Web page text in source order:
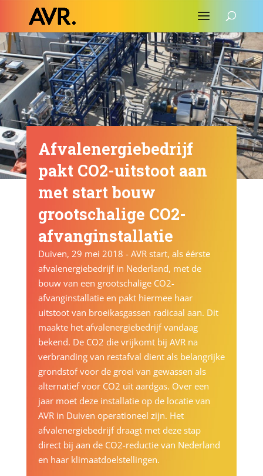
Afvalenergiebedrijf
pakt CO2-uitstoot aan
met start bouw
grootschalige CO2-
afvanginstallatie
Duiven, 29 mei 2018 - AVR start, als éérste
afvalenergiebedrijf in Nederland, met de
bouw van een grootschalige CO2-
afvanginstallatie en pakt hiermee haar
uitstoot van broeikasgassen radicaal aan. Dit
maakte het afvalenergiebedrijf vandaag
bekend. De CO2 die vrijkomt bij AVR na
verbranding van restafval dient als belangrijke
grondstof voor de groei van gewassen als
alternatief voor CO2 uit aardgas. Over een
jaar moet deze installatie op de locatie van
AVR in Duiven operationeel zijn. Het
afvalenergiebedrijf draagt met deze stap
direct bij aan de CO2-reductie van Nederland
en haar klimaatdoelstellingen.